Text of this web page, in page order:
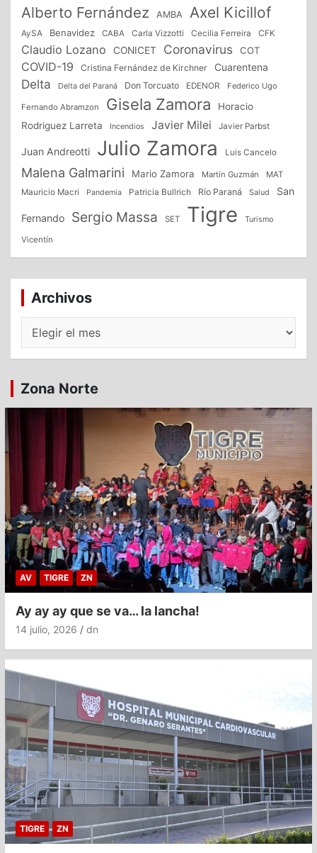
Alberto Fernández AMBA Axel Kicillof
AySA Benavidez CABA Carla Vizzotti Cecilia Ferreira CFK
Claudio Lozano CONICET Coronavirus COT
COVID-19 Cristina Fernández de Kirchner Cuarentena
Delta Delta del Paraná Don Torcuato EDENOR Federico Ugo
Fernando Abramzon Gisela Zamora
Horacio
Rodriguez Larreta
Incendios Javier Milei Javier Parbst
Juan Andreotti Julio Zamora Luis Cancelo
Malena Galmarini Mario Zamora Martín Guzmán
MAT
Mauricio Macri
Pandemia Patricia Bullrich Río Paraná Salud San
Fernando Sergio Massa SET Tigre Turismo
Vicentín
Archivos
Archivos
Zona Norte
AV TIGRE ZN
Ay ay ay que se va… la lancha!
14 julio, 2026 dn
TIGRE ZN